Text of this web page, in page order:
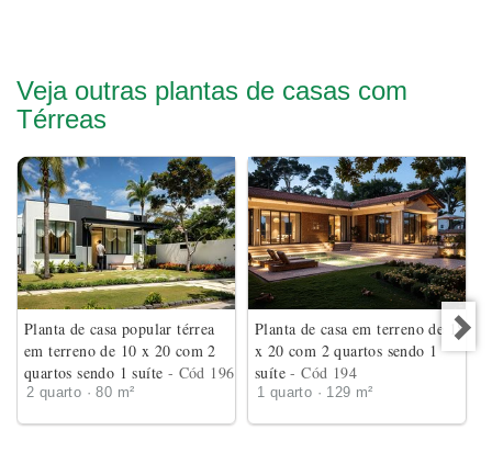
Veja outras plantas de casas com
Térreas
Planta de casa popular térrea
em terreno de 10 x 20 com 2
quartos sendo 1 suíte - Cód 196
2 quarto · 80 m²
Planta de casa em terreno de 18
x 20 com 2 quartos sendo 1
suíte- Cód 194
1 quarto · 129 m²